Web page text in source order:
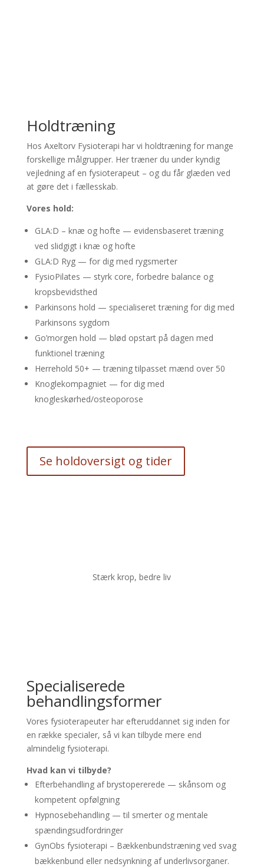
Holdtræning
Hos Axeltorv Fysioterapi har vi holdtræning for mange
forskellige målgrupper. Her træner du under kyndig
vejledning af en fysioterapeut – og du får glæden ved
at gøre det i fællesskab.
Vores hold:
GLA:D – knæ og hofte — evidensbaseret træning
ved slidgigt i knæ og hofte
GLA:D Ryg — for dig med rygsmerter
FysioPilates — styrk core, forbedre balance og
kropsbevidsthed
Parkinsons hold — specialiseret træning for dig med
Parkinsons sygdom
Go’morgen hold — blød opstart på dagen med
funktionel træning
Herrehold 50+ — træning tilpasset mænd over 50
Knoglekompagniet — for dig med
knogleskørhed/osteoporose
Se holdoversigt og tider
Stærk krop, bedre liv
Specialiserede
behandlingsformer
Vores fysioterapeuter har efteruddannet sig inden for
en række specialer, så vi kan tilbyde mere end
almindelig fysioterapi.
Hvad kan vi tilbyde?
Efterbehandling af brystopererede — skånsom og
kompetent opfølgning
Hypnosebehandling — til smerter og mentale
spændingsudfordringer
GynObs fysioterapi – Bækkenbundstræning ved svag
bækkenbund eller nedsynkning af underlivsorganer.